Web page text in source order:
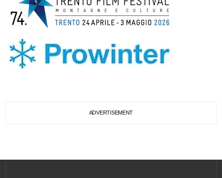
ADVERTISEMENT